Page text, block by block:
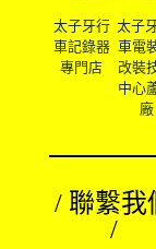
太子牙行
車記錄器
專門店
太子
車電
改裝
中心
廠
/ 聯繫我
/